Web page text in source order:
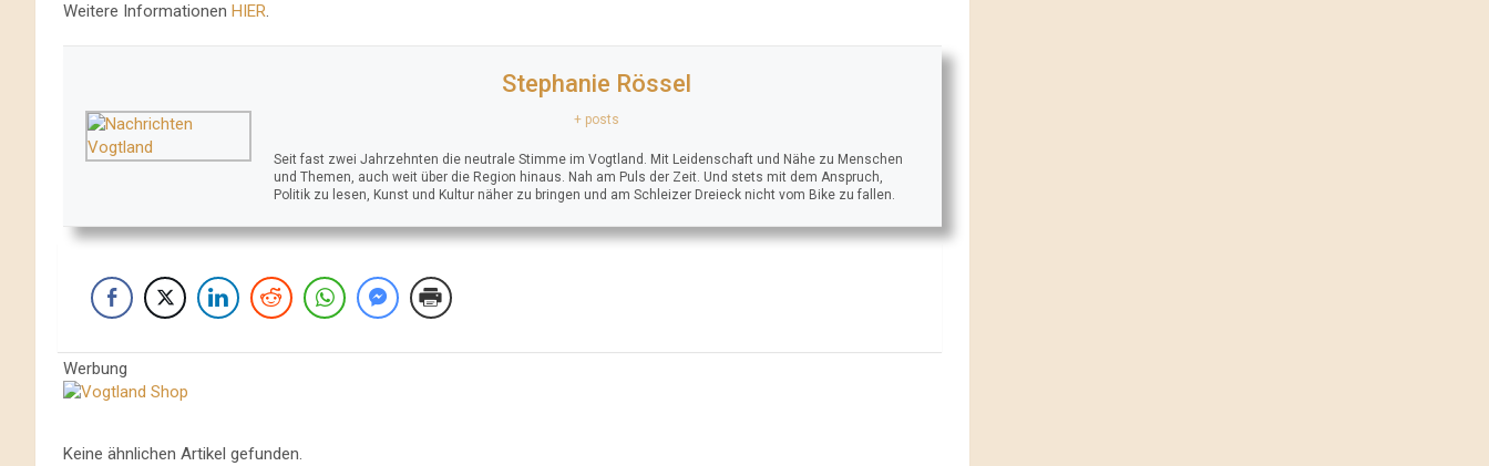
Weitere Informationen HIER.
Stephanie Rössel
+ posts
Seit fast zwei Jahrzehnten die neutrale Stimme im Vogtland. Mit Leidenschaft und Nähe zu Menschen
und Themen, auch weit über die Region hinaus. Nah am Puls der Zeit. Und stets mit dem Anspruch,
Politik zu lesen, Kunst und Kultur näher zu bringen und am Schleizer Dreieck nicht vom Bike zu fallen.
Werbung
Keine ähnlichen Artikel gefunden.